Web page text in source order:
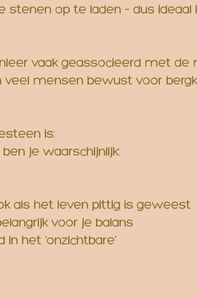
op te laden – dus ideaal
vaak geassocieerd met de
veel mensen bewust voor
is:
je waarschijnlijk:
als het leven pittig is geweest
voor je balans
het ‘onzichtbare’